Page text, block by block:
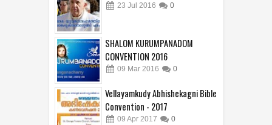
23 Jul 2016 0
SHALOM KURUMPANADOM
CONVENTION 2016
09 Mar 2016 0
Vellayamkudy Abhishekagni Bible
Convention - 2017
09 Apr 2017 0